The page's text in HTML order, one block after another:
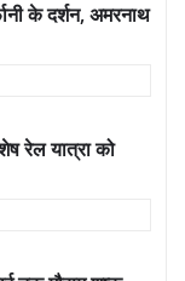
के दर्शन, अमरनाथ
रेल यात्रा को